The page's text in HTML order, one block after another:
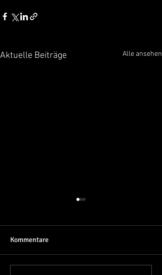
Aktuelle Beiträge Alle ansehen
Kommentare